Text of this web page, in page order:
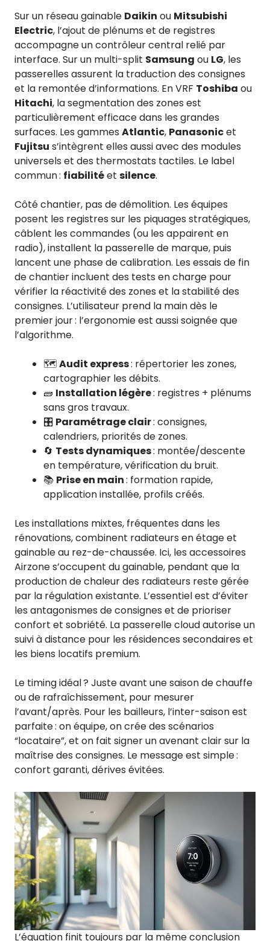
Sur un réseau gainable Daikin ou Mitsubishi
Electric, l’ajout de plénums et de registres
accompagne un contrôleur central relié par
interface. Sur un multi-split Samsung ou LG, les
passerelles assurent la traduction des consignes
et la remontée d’informations. En VRF Toshiba ou
Hitachi, la segmentation des zones est
particulièrement efficace dans les grandes
surfaces. Les gammes Atlantic, Panasonicet
Fujitsu s’intègrent elles aussi avec des modules
universels et des thermostats tactiles. Le label
commun : fiabilitéet silence.
Côté chantier, pas de démolition. Les équipes
posent les registres sur les piquages stratégiques,
câblent les commandes (ou les appairent en
radio), installent la passerelle de marque, puis
lancent une phase de calibration. Les essais de fin
de chantier incluent des tests en charge pour
vérifier la réactivité des zones et la stabilité des
consignes. L’utilisateur prend la main dès le
premier jour : l’ergonomie est aussi soignée que
l’algorithme.
🗺️Audit express: répertorier les zones,
cartographier les débits.
🧱 Installation légère: registres + plénums
sans gros travaux.
🎛️ Paramétrage clair: consignes,
calendriers, priorités de zones.
🔄 Tests dynamiques: montée/descente
en température, vérification du bruit.
📚 Prise en main: formation rapide,
application installée, profils créés.
Les installations mixtes, fréquentes dans les
rénovations, combinent radiateurs en étage et
gainable au rez-de-chaussée. Ici, les accessoires
Airzone s’occupent du gainable, pendant que la
production de chaleur des radiateurs reste gérée
par la régulation existante. L’essentiel est d’éviter
les antagonismes de consignes et de prioriser
confort et sobriété. La passerelle cloud autorise un
suivi à distance pour les résidences secondaires et
les biens locatifs premium.
Le timing idéal ? Juste avant une saison de chauffe
ou de rafraîchissement, pour mesurer
l’avant/après. Pour les bailleurs, l’inter-saison est
parfaite : on équipe, on crée des scénarios
“locataire”, et on fait signer un avenant clair sur la
maîtrise des consignes. Le message est simple :
confort garanti, dérives évitées.
L’équation finit toujours par la même conclusion